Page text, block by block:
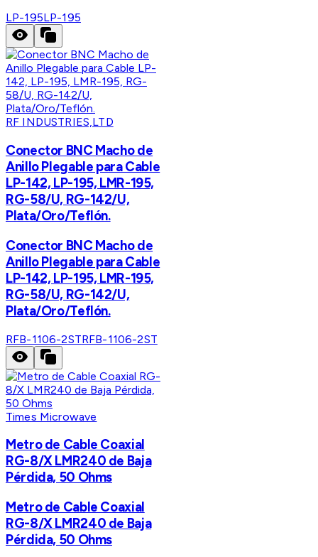
LP-195LP-195
RF INDUSTRIES,LTD
Conector BNC Macho de
Anillo Plegable para Cable
LP-142, LP-195, LMR-195,
RG-58/U, RG-142/U,
Plata/Oro/Teflón.
Conector BNC Macho de
Anillo Plegable para Cable
LP-142, LP-195, LMR-195,
RG-58/U, RG-142/U,
Plata/Oro/Teflón.
RFB-1106-2STRFB-1106-2ST
Times Microwave
Metro de Cable Coaxial
RG-8/X LMR240 de Baja
Pérdida, 50 Ohms
Metro de Cable Coaxial
RG-8/X LMR240 de Baja
Pérdida, 50 Ohms